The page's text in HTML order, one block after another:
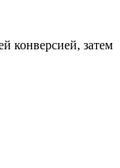
конверсией, затем